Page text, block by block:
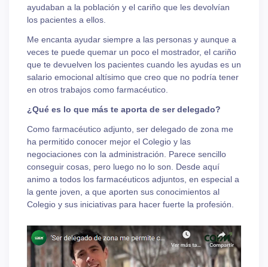
ayudaban a la población y el cariño que les devolvían
los pacientes a ellos.
Me encanta ayudar siempre a las personas y aunque a
veces te puede quemar un poco el mostrador, el cariño
que te devuelven los pacientes cuando les ayudas es un
salario emocional altísimo que creo que no podría tener
en otros trabajos como farmacéutico.
¿Qué es lo que más te aporta de ser delegado?
Como farmacéutico adjunto, ser delegado de zona me
ha permitido conocer mejor el Colegio y las
negociaciones con la administración. Parece sencillo
conseguir cosas, pero luego no lo son. Desde aquí
animo a todos los farmacéuticos adjuntos, en especial a
la gente joven, a que aporten sus conocimientos al
Colegio y sus iniciativas para hacer fuerte la profesión.